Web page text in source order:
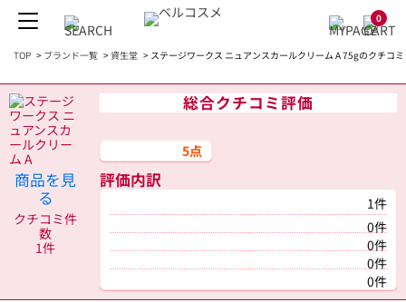
0
TOP > ブランド一覧 >資生堂 > ステージワークス ニュアンスカールクリーム A 75gのクチコミ
商品を見
る
クチコミ件
数
1件
総合クチコミ評価
5点
評価内訳
1件
0件
0件
0件
0件